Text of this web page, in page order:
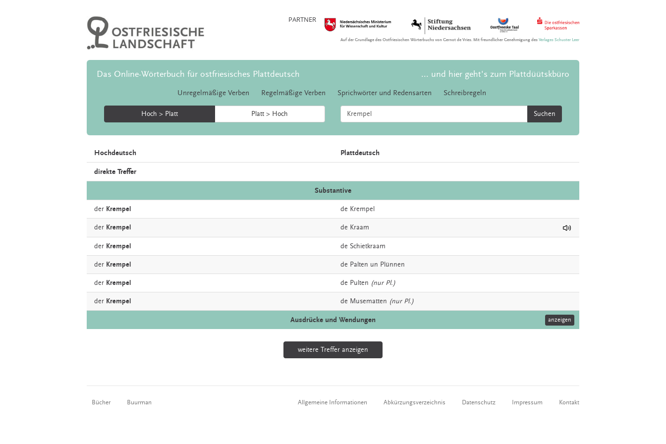
PARTNER
Auf der Grundlage des Ostfriesischen Wörterbuchs von Gernot de Vries. Mit freundlicher Genehmigung desVerlages Schuster Leer
Das Online-Wörterbuch für ostfriesisches Plattdeutsch ... und hier geht's zum Plattdüütskbüro
Unregelmäßige Verben Regelmäßige Verben Sprichwörter und Redensarten Schreibregeln
Hoch > Platt Platt > Hoch Suchen
Hochdeutsch Plattdeutsch
direkte Treffer
Substantive
der Krempel de Krempel
der Krempel de Kraam
der Krempel de Schietkraam
der Krempel de Palten un Plünnen
der Krempel de Pulten (nur Pl.)
der Krempel de Musematten (nur Pl.)
Ausdrücke und Wendungen anzeigen
weitere Treffer anzeigen
Bücher Buurman Allgemeine Informationen Abkürzungsverzeichnis Datenschutz Impressum Kontakt